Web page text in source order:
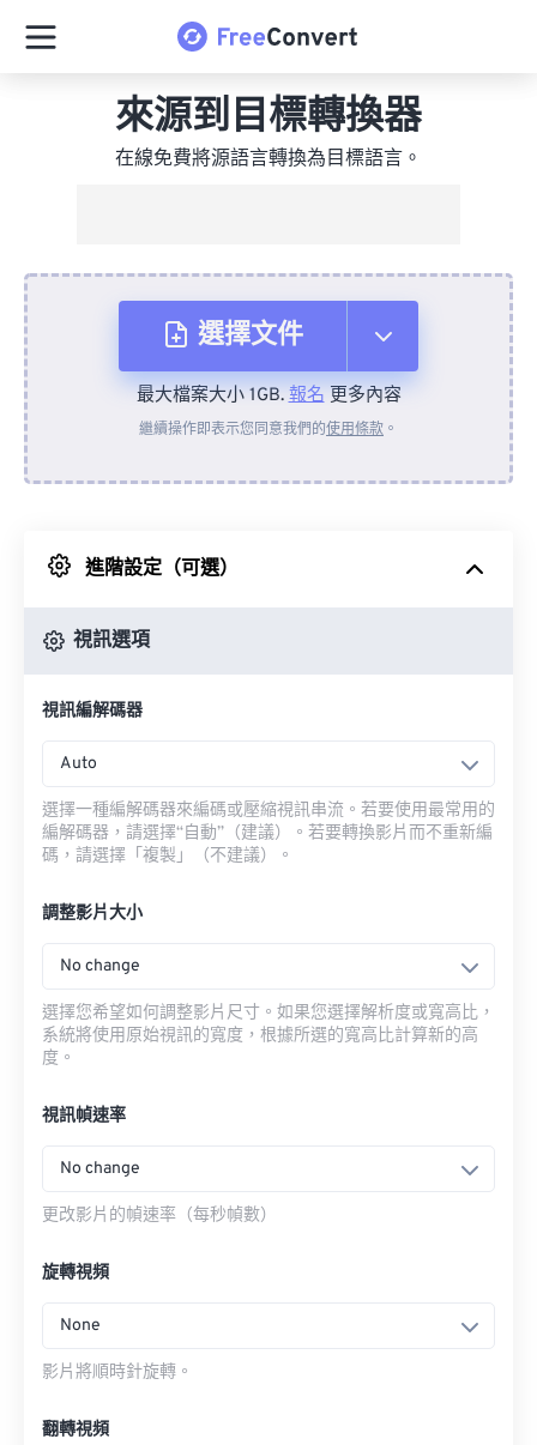
來源到目標轉換器
在線免費將源語言轉換為目標語言。
選擇文件
來自裝置
來自 Google 雲端硬碟
最大檔案大小 1GB.報名更多內容
繼續操作即表示您同意我們的使用條款 。
進階設定（可選）
視訊選項
視訊編解碼器
Auto
選擇一種編解碼器來編碼或壓縮視訊串流。若要使用最常用的
編解碼器，請選擇“自動”（建議）。若要轉換影片而不重新編
碼，請選擇「複製」（不建議）。
調整影片大小
No change
選擇您希望如何調整影片尺寸。如果您選擇解析度或寬高比，
系統將使用原始視訊的寬度，根據所選的寬高比計算新的高
度。
視訊幀速率
No change
更改影片的幀速率（每秒幀數）
旋轉視頻
None
影片將順時針旋轉。
翻轉視頻